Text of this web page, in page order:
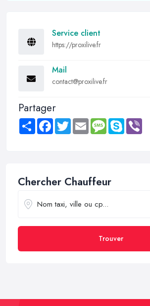
Service client
https://proxilive.fr
Mail
contact@proxilive.fr
Partager
Share FacebookTwitter Email MessageSkype
Chercher Chauffeur
Trouver